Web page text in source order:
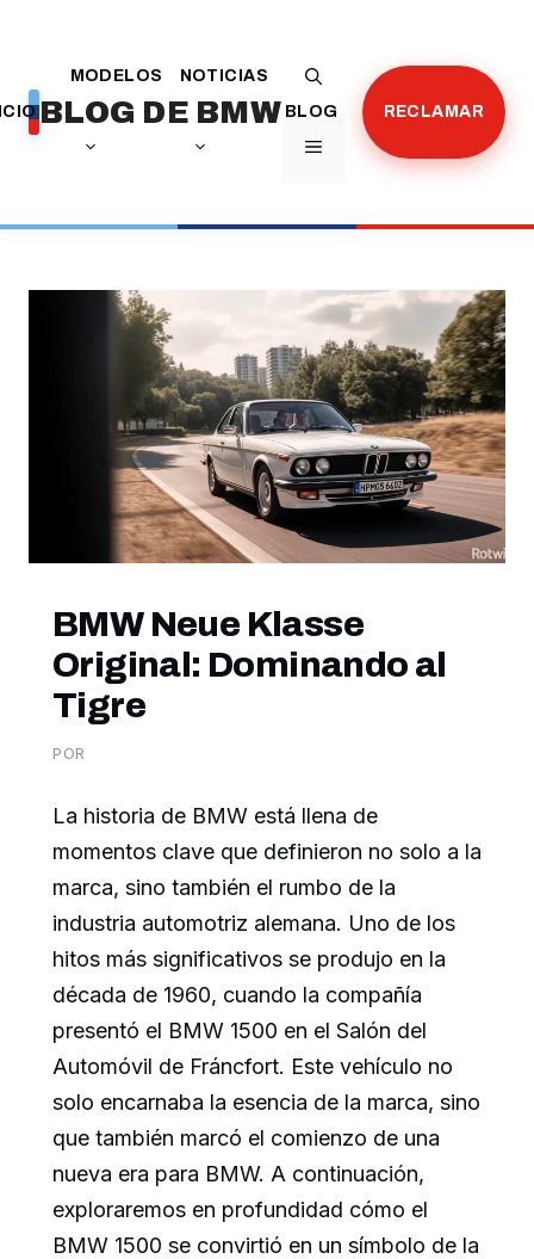
contenido
BLOG DE BMW
MENÚ
MODELOS
NOTICIAS
BLOG
RECLAMAR
BMW Neue Klasse
Original: Dominando al
Tigre
POR
La historia de BMW está llena de
momentos clave que definieron no solo a la
marca, sino también el rumbo de la
industria automotriz alemana. Uno de los
hitos más significativos se produjo en la
década de 1960, cuando la compañía
presentó el BMW 1500 en el Salón del
Automóvil de Fráncfort. Este vehículo no
solo encarnaba la esencia de la marca, sino
que también marcó el comienzo de una
nueva era para BMW. A continuación,
exploraremos en profundidad cómo el
BMW 1500 se convirtió en un símbolo de la